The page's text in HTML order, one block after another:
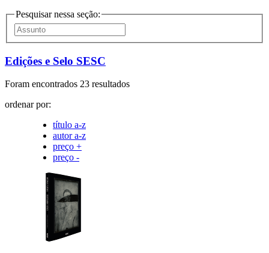
Pesquisar nessa seção:
Edições e Selo SESC
Foram encontrados 23 resultados
ordenar por:
título a-z
autor a-z
preço +
preço -